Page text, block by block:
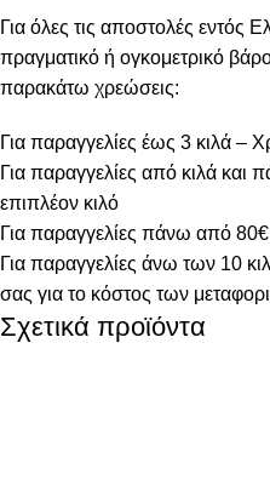
Για όλες τις αποστολές εντός
πραγματικό ή ογκομετρικό
παρακάτω χρεώσεις:
Για παραγγελίες έως 3 κιλά –
Για παραγγελίες από κιλά
επιπλέον κιλό
Για παραγγελίες πάνω από
Για παραγγελίες άνω των 10
σας για το κόστος των
Σχετικά προϊόντα